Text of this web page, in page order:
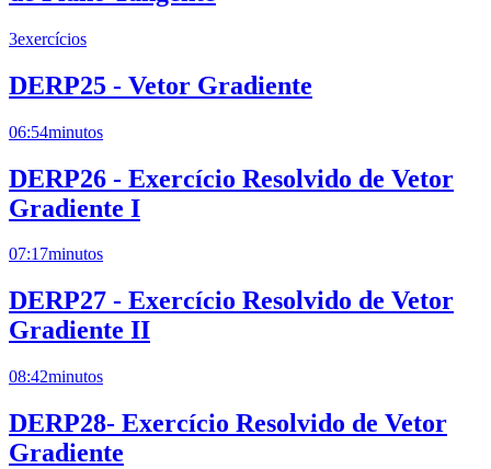
3exercícios
DERP25 - Vetor Gradiente
06:54minutos
DERP26 - Exercício Resolvido de Vetor
Gradiente I
07:17minutos
DERP27 - Exercício Resolvido de Vetor
Gradiente II
08:42minutos
DERP28- Exercício Resolvido de Vetor
Gradiente